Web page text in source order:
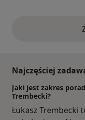
Najczęściej
Jaki jest zakres
Trembecki?
Łukasz Trembecki